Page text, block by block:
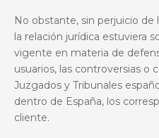
No obstante, sin perjuicio
la relación jurídica estuviera
vigente en materia de
usuarios, las controversias o
Juzgados y Tribunales
dentro de España, los
cliente.